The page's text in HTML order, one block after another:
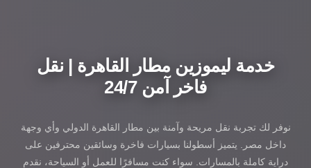
خدمة ليموزين مطار القاهرة | نقل
فاخر آمن 24/7
نوفر لك تجربة نقل مريحة وآمنة بين مطار القاهرة الدولي وأي وجهة
داخل مصر. يتميز أسطولنا بسيارات فاخرة وسائقين محترفين على
دراية كاملة بالمسارات. سواء كنت مسافرًا للعمل أو السياحة، نقدم